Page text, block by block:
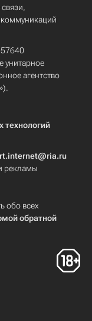
унитарное
агентство
технологий
рекламы
обо всех
обратной